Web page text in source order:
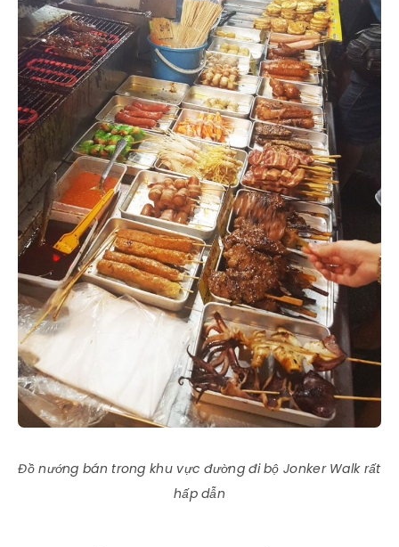
Đồ nướng bán trong khu vực đường đi bộ Jonker Walk rất
hấp dẫn